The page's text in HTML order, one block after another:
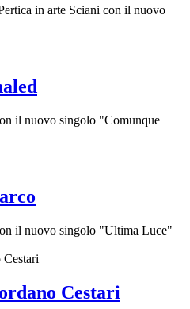
in arte Sciani con il nuovo
il nuovo singolo "Comunque
il nuovo singolo "Ultima Luce"
Cestari